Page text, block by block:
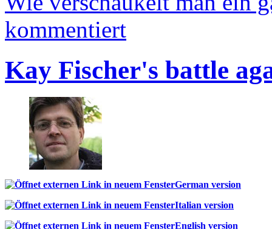
kommentiert
Kay Fischer's battle
German version
Italian version
English version